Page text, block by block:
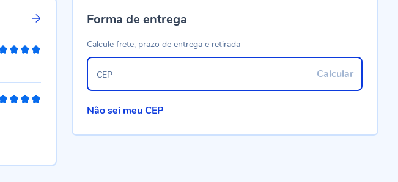
Forma de entrega
Calcule frete, prazo de entrega e retirada
Calcular
CEP
Não sei meu CEP